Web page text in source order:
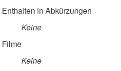
Enthalten in Abkürzungen
Keine
Filme
Keine